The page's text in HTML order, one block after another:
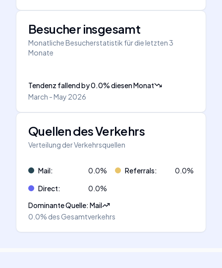
Besucher insgesamt
Monatliche Besucherstatistik für die letzten 3
Monate
Tendenz fallendby0.0%diesen Monat
March - May 2026
Quellen des Verkehrs
Verteilung der Verkehrsquellen
Mail: 0.0% Referrals: 0.0%
Direct: 0.0%
Dominante Quelle:Mail
0.0% des Gesamtverkehrs